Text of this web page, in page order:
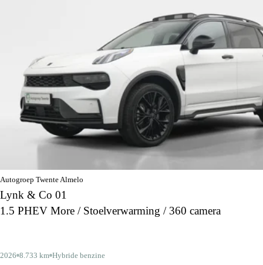
Autogroep Twente Almelo
Lynk & Co 01
1.5 PHEV More / Stoelverwarming / 360 camera
2026 8.733 km Hybride benzine